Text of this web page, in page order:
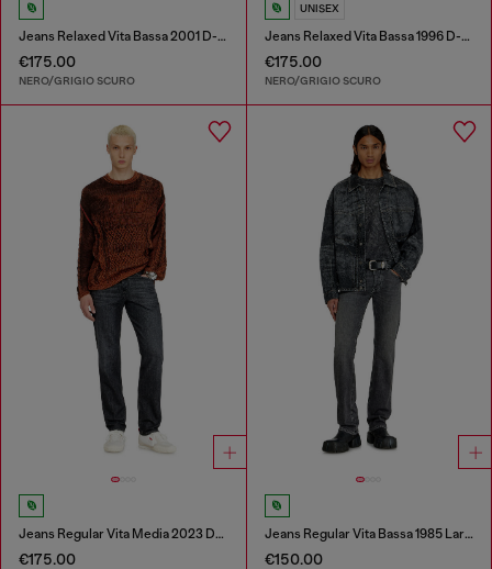
Jeans Relaxed Vita Bassa 2001 D-Macro
€175.00
NERO/GRIGIO SCURO
UNISEX
Jeans Relaxed Vita Bassa 1996 D-Sire
€175.00
NERO/GRIGIO SCURO
Jeans Regular Vita Media 2023 D-Finitive
€175.00
Jeans Regular Vita Bassa 1985 Larkee
€150.00